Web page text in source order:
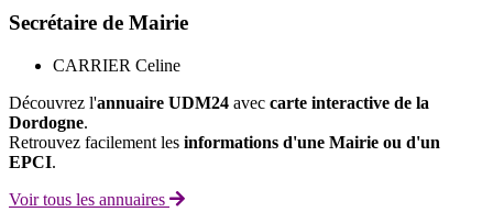
Secrétaire de Mairie
CARRIER Celine
Découvrez l'annuaire UDM24 avec carte interactive de la
Dordogne.
Retrouvez facilement les informations d'une Mairie ou d'un
EPCI.
Voir tous les annuaires